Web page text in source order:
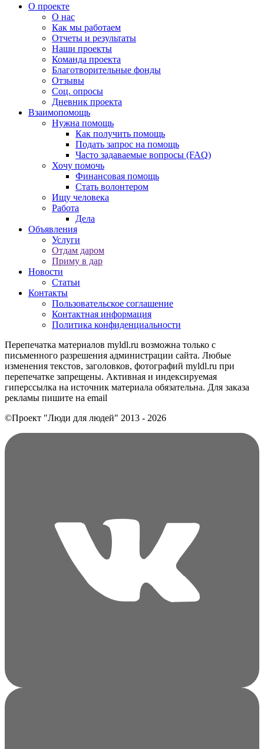
О проекте
О нас
Как мы работаем
Отчеты и результаты
Наши проекты
Команда проекта
Благотворительные фонды
Отзывы
Соц. опросы
Дневник проекта
Взаимопомощь
Нужна помощь
Как получить помощь
Подать запрос на помощь
Часто задаваемые вопросы (FAQ)
Хочу помочь
Финансовая помощь
Стать волонтером
Ищу человека
Работа
Дела
Объявления
Услуги
Отдам даром
Приму в дар
Новости
Статьи
Контакты
Пользовательское соглашение
Контактная информация
Политика конфиденциальности
Перепечатка материалов myldl.ru возможна только с
письменного разрешения администрации сайта. Любые
изменения текстов, заголовков, фотографий myldl.ru при
перепечатке запрещены. Активная и индексируемая
гиперссылка на источник материала обязательна. Для заказа
рекламы пишите на еmail
©Проект "Люди для людей" 2013 - 2026